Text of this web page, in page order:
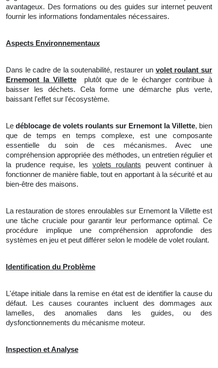
avantageux. Des formations ou des guides sur internet peuvent
fournir les informations fondamentales nécessaires.
Aspects Environnementaux
Dans le cadre de la soutenabilité, restaurer un volet roulant sur
Ernemont la Villette plutôt que de le échanger contribue à
baisser les déchets. Cela forme une démarche plus verte,
baissant l'effet sur l'écosystème.
Le déblocage de volets roulants sur Ernemont la Villette, bien
que de temps en temps complexe, est une composante
essentielle du soin de ces mécanismes. Avec une
compréhension appropriée des méthodes, un entretien régulier et
la prudence requise, les volets roulants peuvent continuer à
fonctionner de manière fiable, tout en apportant à la sécurité et au
bien-être des maisons.
La restauration de stores enroulables sur Ernemont la Villette est
une tâche cruciale pour garantir leur performance optimal. Ce
procédure implique une compréhension approfondie des
systèmes en jeu et peut différer selon le modèle de volet roulant.
Identification du Problème
L'étape initiale dans la remise en état est de identifier la cause du
défaut. Les causes courantes incluent des dommages aux
lamelles, des anomalies dans les guides, ou des
dysfonctionnements du mécanisme moteur.
Inspection et Analyse